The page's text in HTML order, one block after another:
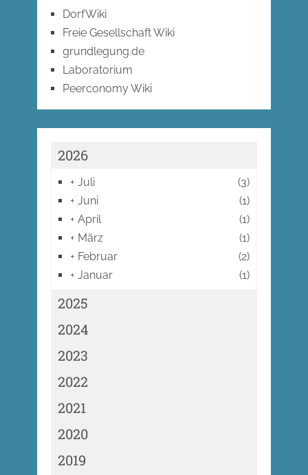
DorfWiki
Freie Gesellschaft Wiki
grundlegung.de
Laboratorium
Peerconomy Wiki
2026
+ Juli
(3)
+ Juni
(1)
+ April
(1)
+ März
(1)
+ Februar
(2)
+ Januar (1)
2025
2024
2023
2022
2021
2020
2019